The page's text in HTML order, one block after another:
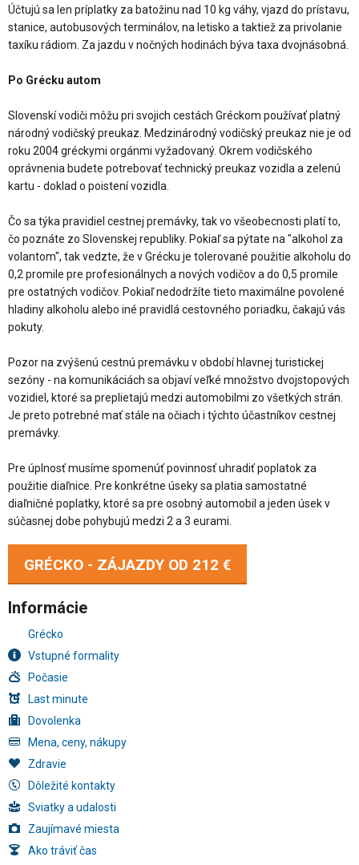
Účtujú sa len príplatky za batožinu nad 10 kg váhy, vjazd do prístavu,
stanice, autobusových terminálov, na letisko a taktiež za privolanie
taxíku rádiom. Za jazdu v nočných hodinách býva taxa dvojnásobná.
Po Grécku autom
Slovenskí vodiči môžu pri svojich cestách Gréckom používať platný
národný vodičský preukaz. Medzinárodný vodičský preukaz nie je od
roku 2004 gréckymi orgánmi vyžadovaný. Okrem vodičského
oprávnenia budete potrebovať technický preukaz vozidla a zelenú
kartu - doklad o poistení vozidla.
Čo sa týka pravidiel cestnej premávky, tak vo všeobecnosti platí to,
čo poznáte zo Slovenskej republiky. Pokiaľ sa pýtate na "alkohol za
volantom", tak vedzte, že v Grécku je tolerované použitie alkoholu do
0,2 promile pre profesionálnych a nových vodičov a do 0,5 promile
pre ostatných vodičov. Pokiaľ nedodržíte tieto maximálne povolené
hladiny alkoholu alebo iné pravidlá cestovného poriadku, čakajú vás
pokuty.
Pozor na zvýšenú cestnú premávku v období hlavnej turistickej
sezóny - na komunikáciách sa objaví veľké množstvo dvojstopových
vozidiel, ktoré sa preplietajú medzi automobilmi zo všetkých strán.
Je preto potrebné mať stále na očiach i týchto účastníkov cestnej
premávky.
Pre úplnosť musíme spomenúť povinnosť uhradiť poplatok za
použitie diaľnice. Pre konkrétne úseky sa platia samostatné
diaľničné poplatky, ktoré sa pre osobný automobil a jeden úsek v
súčasnej dobe pohybujú medzi 2 a 3 eurami.
GRÉCKO - ZÁJAZDY OD 212 €
Informácie
Grécko
Vstupné formality
Počasie
Last minute
Dovolenka
Mena, ceny, nákupy
Zdravie
Dôležité kontakty
Sviatky a udalosti
Zaujímavé miesta
Ako tráviť čas